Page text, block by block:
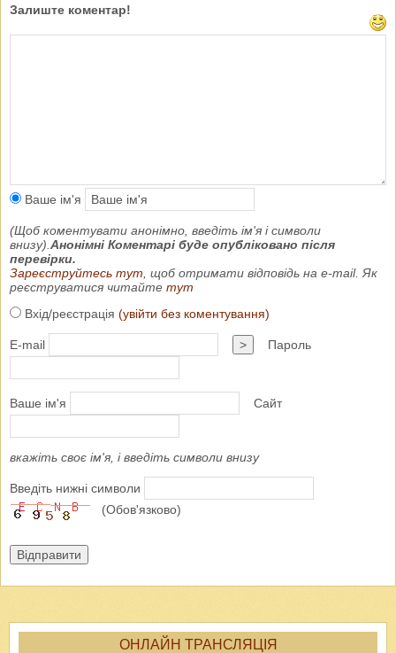
Залиште коментар!
Ваше ім'я
(Щоб коментувати анонімно, введіть ім'я і символи
внизу). Анонімні Коментарі буде опубліковано після
перевірки.
Зареєструйтесь тут , щоб отримати відповідь на e-mail. Як
реєструватися читайте тут
Вхід/реєстрація (увійти без коментування)
E-mail > Пароль
Ваше ім'я Сайт
вкажіть своє ім'я, і введіть символи внизу
Введіть нижні символи
(Обов'язково)
Відправити
ОНЛАЙН ТРАНСЛЯЦІЯ